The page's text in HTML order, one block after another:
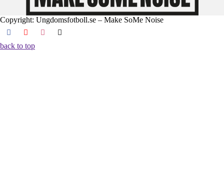
Copyright: Ungdomsfotboll.se – Make SoMe Noise
back to top